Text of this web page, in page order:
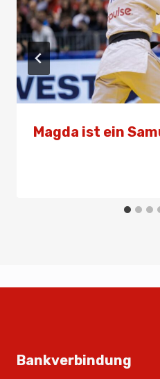
Magda ist ein
Bankverbindung